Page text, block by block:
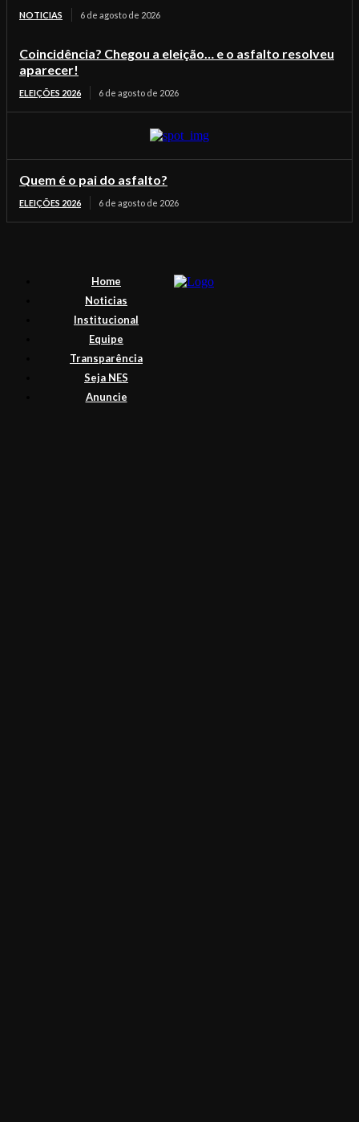
NOTICIAS 6 de agosto de 2026
Coincidência? Chegou a eleição… e o asfalto resolveu
aparecer!
ELEIÇÕES 2026 6 de agosto de 2026
Quem é o pai do asfalto?
ELEIÇÕES 2026 6 de agosto de 2026
Home
Noticias
Institucional
Equipe
Transparência
Seja NES
Anuncie